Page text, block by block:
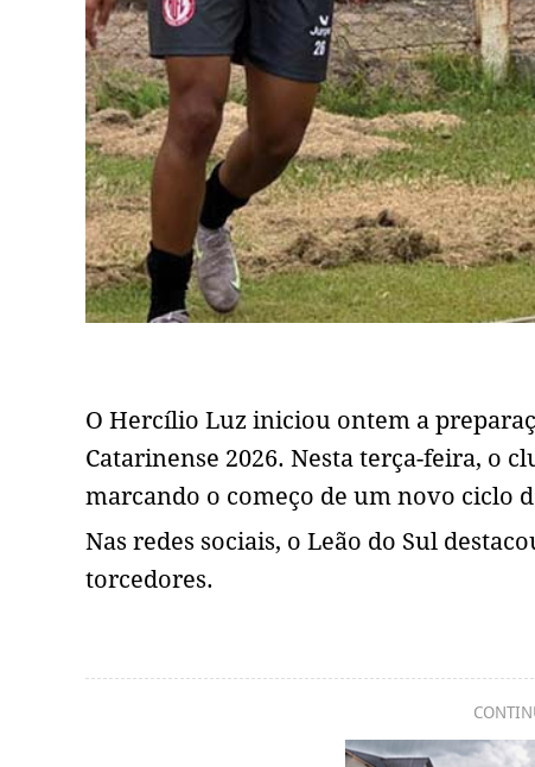
O Hercílio Luz iniciou ontem a
Catarinense 2026. Nesta terça-feira, o
marcando o começo de um novo ciclo
Nas redes sociais, o Leão do Sul
torcedores.